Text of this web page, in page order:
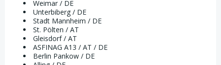
Weimar / DE
Unterbiberg / DE
Stadt Mannheim / DE
St. Pölten / AT
Gleisdorf / AT
ASFINAG A13 / AT / DE
Berlin Pankow / DE